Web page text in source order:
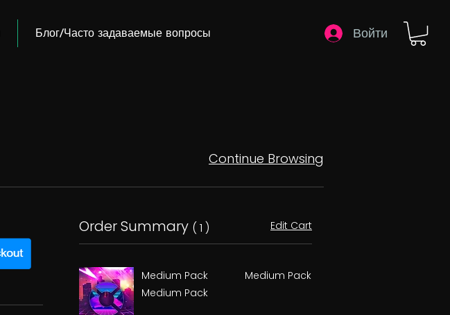
Блог/Часто задаваемые вопросы Войти
Continue Browsing
Order Summary ( 1 ) Edit Cart
Medium Pack
Medium Pack
Medium Pack